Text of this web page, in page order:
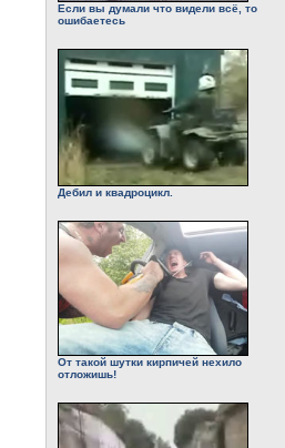
Если вы думали что видели всё, то
ошибаетесь
Дебил и квадроцикл.
От такой шутки кирпичей нехило
отложишь!